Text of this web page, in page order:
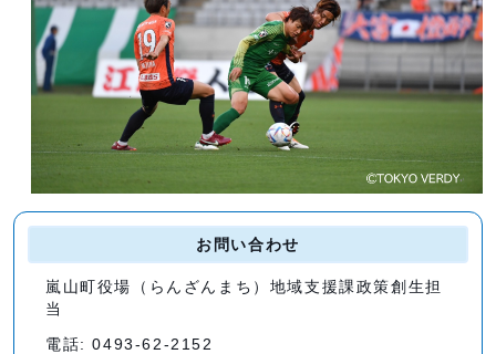
お問い合わせ
嵐山町役場（らんざんまち）地域支援課政策創生担
当
電話: 0493-62-2152